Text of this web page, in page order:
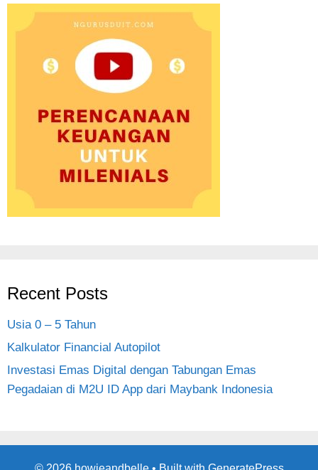
Recent Posts
Usia 0 – 5 Tahun
Kalkulator Financial Autopilot
Investasi Emas Digital dengan Tabungan Emas
Pegadaian di M2U ID App dari Maybank Indonesia